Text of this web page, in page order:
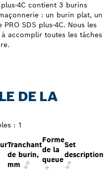
4C contient 3 burins
: un burin plat, un
SDS plus-4C. Nous les
accomplir toutes les tâches
DE LA
: 1
Tranchant
de burin,
mm
Forme
de la
queue
Set
description